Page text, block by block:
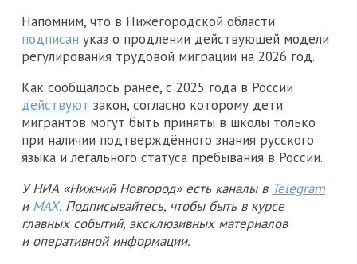
Напомним, что в Нижегородской области
подписан указ о продлении действующей модели
регулирования трудовой миграции на 2026 год.
Как сообщалось ранее, c 2025 года в России
действуют закон, согласно которому дети
мигрантов могут быть приняты в школы только
при наличии подтверждённого знания русского
языка и легального статуса пребывания в России.
У НИА «Нижний Новгород» есть каналы в Telegram
и MAX. Подписывайтесь, чтобы быть в курсе
главных событий, эксклюзивных материалов
и оперативной информации.